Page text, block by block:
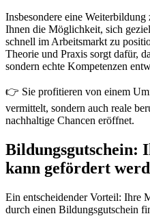
Insbesondere eine
Ihnen die Möglichkeit, sich
schnell im Arbeitsmarkt zu
Theorie und Praxis sorgt dafür,
sondern echte Kompetenzen
👉 Sie profitieren von einem
vermittelt, sondern auch reale
nachhaltige Chancen eröffnet.
Bildungsgutschein:
kann gefördert
Ein entscheidender Vorteil: Ihre
durch einen Bildungsgutschein